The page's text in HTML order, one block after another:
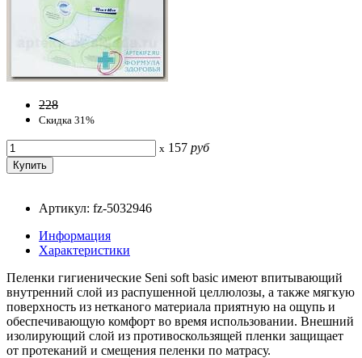
228
Скидка 31%
x 157 руб
Артикул: fz-5032946
Информация
Характеристики
Пеленки гигиенические Seni soft basic имеют впитывающий
внутренний слой из распушенной целлюлозы, а также мягкую
поверхность из нетканого материала приятную на ощупь и
обеспечивающую комфорт во время использовании. Внешний
изолирующий слой из противоскользящей пленки защищает
от протеканий и смещения пеленки по матрасу.